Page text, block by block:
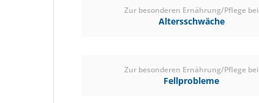
Zur besonderen Ernährung/Pflege bei
Altersschwäche
Zur besonderen Ernährung/Pflege bei
Fellprobleme